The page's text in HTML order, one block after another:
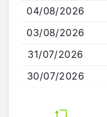
principal
04/08/2026
03/08/2026
31/07/2026
30/07/2026